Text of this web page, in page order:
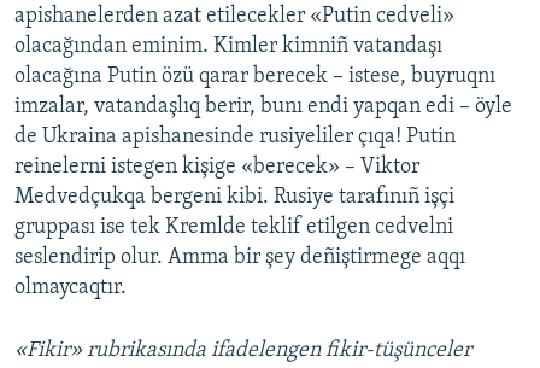
apishanelerden azat etilecekler «Putin cedveli»
olacağından eminim. Kimler kimniñ vatandaşı
olacağına Putin özü qarar berecek – istese, buyruqnı
imzalar, vatandaşlıq berir, bunı endi yapqan edi – öyle
de Ukraina apishanesinde rusiyeliler çıqa! Putin
reinelerni istegen kişige «berecek» – Viktor
Medvedçukqa bergeni kibi. Rusiye tarafınıñ işçi
gruppası ise tek Kremlde teklif etilgen cedvelni
seslendirip olur. Amma bir şey deñiştirmege aqqı
olmaycaqtır.
«Fikir» rubrikasında ifadelengen fikir-tüşünceler